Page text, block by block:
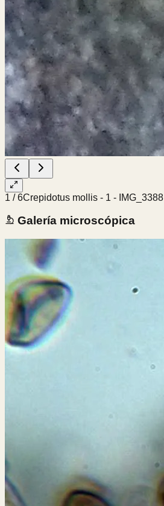
1 /6Crepidotus mollis - 1 - IMG_3388
Galería microscópica